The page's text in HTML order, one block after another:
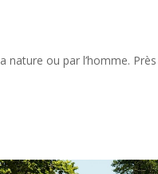
nature ou par l’homme.